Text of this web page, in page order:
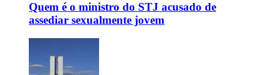
Quem é o ministro do STJ acusado de
assediar sexualmente jovem